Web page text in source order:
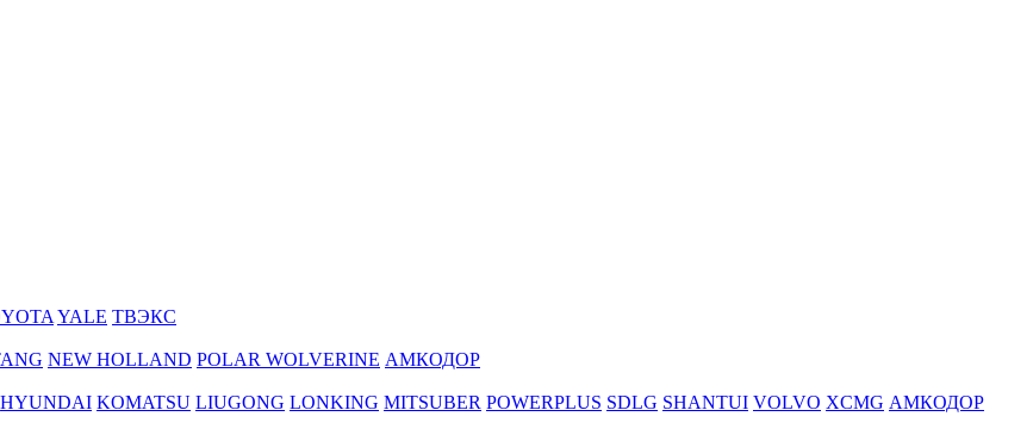
YALE ТВЭКС
NEW HOLLAND POLAR WOLVERINE АМКОДОР
HYUNDAI KOMATSU LIUGONG LONKING MITSUBER POWERPLUS SDLG SHANTUI VOLVO XCMG АМКОДОР